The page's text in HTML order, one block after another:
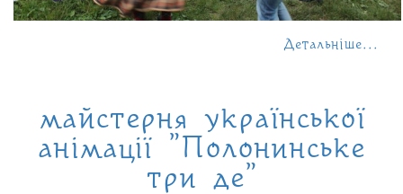
Детальніше...
майстерня української
анімації "Полонинське
три де"